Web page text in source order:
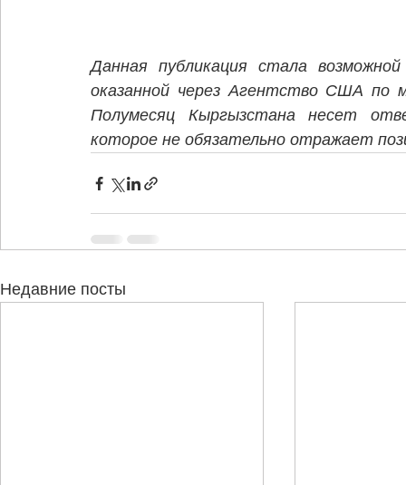
Данная публикация стала
оказанной через Агентство США по
Полумесяц Кыргызстана несет
которое не обязательно отражает
Недавние посты